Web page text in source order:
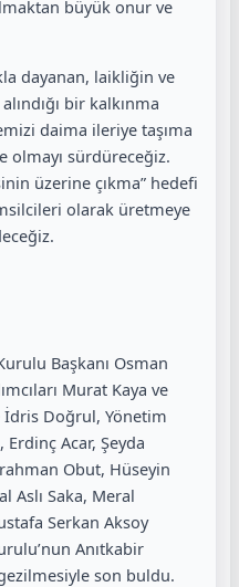
büyük onur ve
dayanan, laikliğin ve
bir kalkınma
daima ileriye taşıma
olmayı sürdüreceğiz.
üzerine çıkma” hedefi
olarak üretmeye
Başkanı Osman
Murat Kaya ve
İdris Doğrul, Yönetim
Acar, Şeyda
Obut, Hüseyin
Aslı Saka, Meral
Serkan Aksoy
Anıtkabir
son buldu.